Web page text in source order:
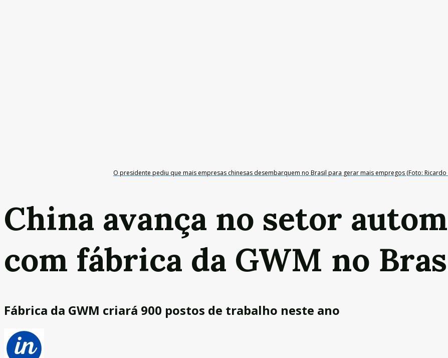
O presidente pediu que mais empresas chinesas desembarquem no Brasil para gerar mais empregos (Foto: Ricardo
China avança no setor
com fábrica da GWM no
Fábrica da GWM criará 900 postos de trabalho neste ano